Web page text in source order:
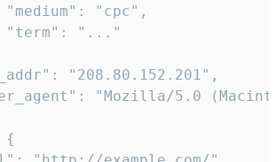
"cpc",
"..."
"208.80.152.201",
"Mozilla/5.0
{